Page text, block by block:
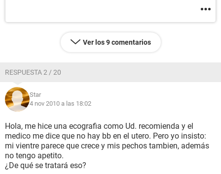
Ver los 9 comentarios
RESPUESTA 2 / 20
Star
4 nov 2010 a las 18:02
Hola, me hice una ecografia como Ud. recomienda y el
medico me dice que no hay bb en el utero. Pero yo insisto:
mi vientre parece que crece y mis pechos tambien, además
no tengo apetito.
¿De qué se tratará eso?